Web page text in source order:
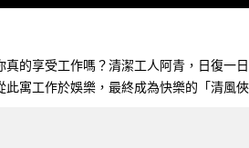
的享受工作嗎？清潔工人阿青，日復
寓工作於娛樂，最終成為快樂的「清風